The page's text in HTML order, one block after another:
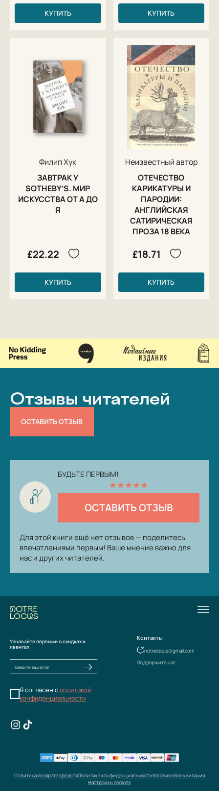
КУПИТЬ КУПИТЬ
Филип Хук
ЗАВТРАК У
SOTHEBY’S. МИР
ИСКУССТВА ОТ А ДО
Я
£22.22
КУПИТЬ
Неизвестный автор
ОТЕЧЕСТВО
КАРИКАТУРЫ И
ПАРОДИИ:
АНГЛИЙСКАЯ
САТИРИЧЕСКАЯ
ПРОЗА 18 ВЕКА
£18.71
КУПИТЬ
Отзывы читателей
ОСТАВИТЬ ОТЗЫВ
БУДЬТЕ ПЕРВЫМ!
★★★★★
ОСТАВИТЬ ОТЗЫВ
Для этой книги ещё нет отзывов — поделитесь
впечатлениями первым! Ваше мнение важно для
нас и других читателей.
Узнавайте первыми о скидках и
ивентах
Я согласен с политикой
конфиденциальности
Контакты
notrelocus@gmail.com
Поддержите нас
Политика возврата средствПолитика конфиденциальностиУсловия обслуживания
Настройки cookies